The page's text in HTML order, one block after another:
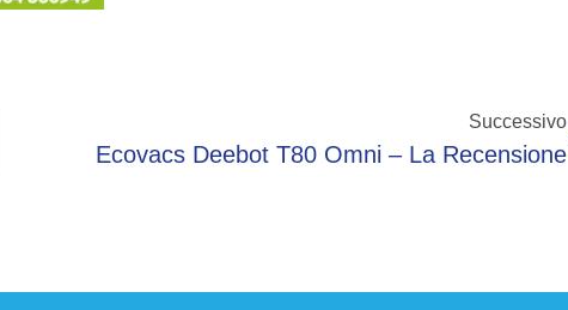
Successivo
Ecovacs Deebot T80 Omni – La Recensione